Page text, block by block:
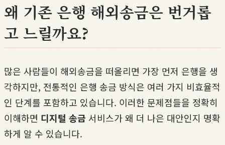
왜 기존 은행 해외송금은 번거롭
고 느릴까요?
많은 사람들이 해외송금을 떠올리면 가장 먼저 은행을 생
각하지만, 전통적인 은행 송금 방식은 여러 가지 비효율적
인 단계를 포함하고 있습니다. 이러한 문제점들을 정확히
이해하면 디지털 송금 서비스가 왜 더 나은 대안인지 명확
하게 알 수 있습니다.